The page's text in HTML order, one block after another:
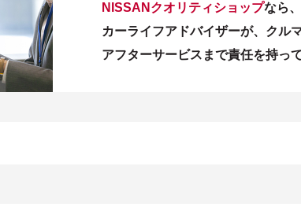
NISSANクオリティショップなら、
カーライフアドバイザーが、クル
アフターサービスまで責任を持っ